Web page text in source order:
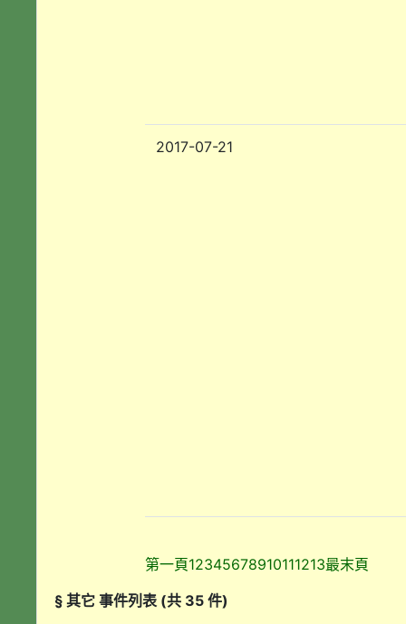
2017-07-21
第一頁12345678910111213最末頁
§ 其它 事件列表 (共 35 件)